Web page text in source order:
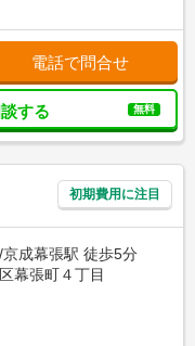
電話で問合せ
する 無料
初期費用に注目
成幕張駅 徒歩5分
幕張町４丁目